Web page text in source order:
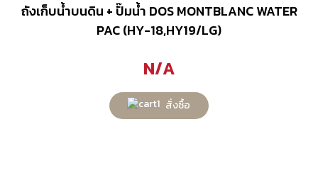
ถังเก็บน้ำบนดิน + ปั๊มน้ำ DOS MONTBLANC WATER
PAC (HY-18,HY19/LG)
N/A
สั่งซื้อ